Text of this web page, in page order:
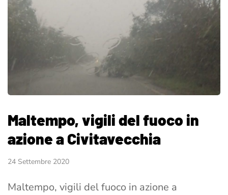
Maltempo, vigili del fuoco in
azione a Civitavecchia
24 Settembre 2020
Maltempo, vigili del fuoco in azione a